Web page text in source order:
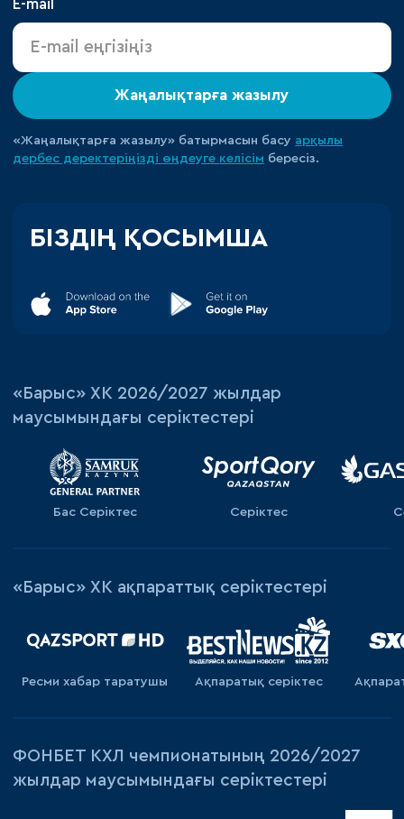
E-mail
Жаңалықтарға жазылу
«Жаңалықтарға жазылу» батырмасын басу арқылы
дербес деректеріңізді өңдеуге келісім бересіз.
БІЗДІҢ ҚОСЫМША
«‎Барыс»‎ ХК 2026/2027 жылдар
маусымындағы серіктестері
Бас Серіктес Серіктес
«Барыс» ХК ақпараттық серіктестері
Ресми хабар таратушы Ақпаратық серiктес
ФОНБЕТ КХЛ чемпионатының 2026/2027
жылдар маусымындағы серіктестері